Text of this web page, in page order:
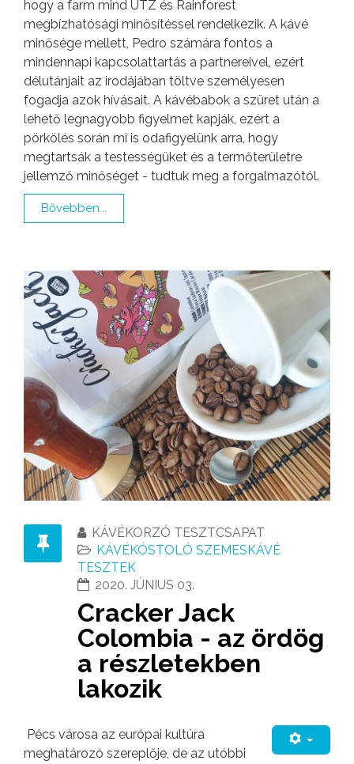
hogy a farm mind UTZ és Rainforest
megbízhatósági minősítéssel rendelkezik. A kávé
minősége mellett, Pedro számára fontos a
mindennapi kapcsolattartás a partnereivel, ezért
délutánjait az irodájában töltve személyesen
fogadja azok hívásait. A kávébabok a szüret után a
lehető legnagyobb figyelmet kapják, ezért a
pörkölés során mi is odafigyelünk arra, hogy
megtartsák a testességüket és a termőterületre
jellemző minőséget - tudtuk meg a forgalmazótól.
Bővebben...
KÁVÉKORZÓ TESZTCSAPAT
KÁVÉKÓSTOLÓ SZEMESKÁVÉ
TESZTEK
2020. JÚNIUS 03.
Cracker Jack
Colombia - az ördög
a részletekben
lakozik
Pécs városa az európai kultúra
meghatározó szereplője, de az utóbbi